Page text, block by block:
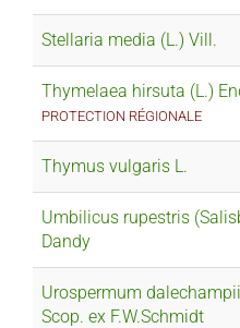
Stellaria media (L.) Vill.
Thymelaea hirsuta (L.)
PROTECTION RÉGIONALE
Thymus vulgaris L.
Umbilicus rupestris
Dandy
Urospermum
Scop. ex F.W.Schmidt